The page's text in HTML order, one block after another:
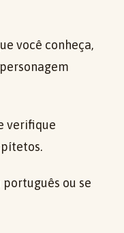
você conheça,
verifique
ou se